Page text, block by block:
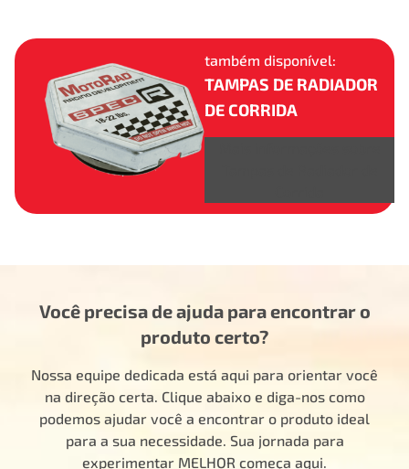
também disponível:
TAMPAS DE RADIADOR
DE CORRIDA
Você precisa de ajuda para encontrar o
produto certo?
Nossa equipe dedicada está aqui para orientar você
na direção certa. Clique abaixo e diga-nos como
podemos ajudar você a encontrar o produto ideal
para a sua necessidade. Sua jornada para
experimentar MELHOR começa aqui.